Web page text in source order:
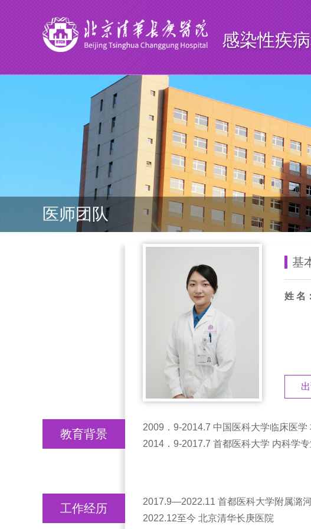
感染性疾
医师团队
基
姓 名：
教育背景
2009．9-2014.7 中国医科大学临床医学
2014．9-2017.7 首都医科大学 内科学
工作经历
2017.9—2022.11 首都医科大学附属潞
2022.12至今 北京清华长庚医院